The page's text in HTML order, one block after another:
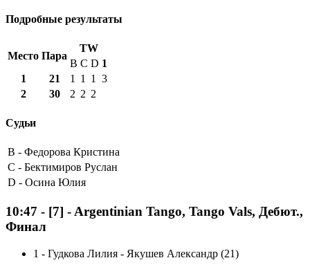
Подробные результаты
Место Пара
TW
B C D 1
1
21 1 1 1
3
2
30 2 2 2
Судьи
B - Федорова Кристина
C - Бектимиров Руслан
D - Осина Юлия
10:47 - [7] - Argentinian Tango, Tango Vals, Дебют.,
Финал
1 - Гудкова Лилия - Якушев Александр (21)